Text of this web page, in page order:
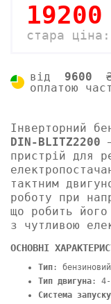
19200
стара ціна:
від 9600
оплатою
Інверторний
DIN-BLITZ2200
пристрій для
тактним
роботу при
що робить його
з чутливою
ОСНОВНІ
Тип :
Тип двигуна : 4-
Система запуску